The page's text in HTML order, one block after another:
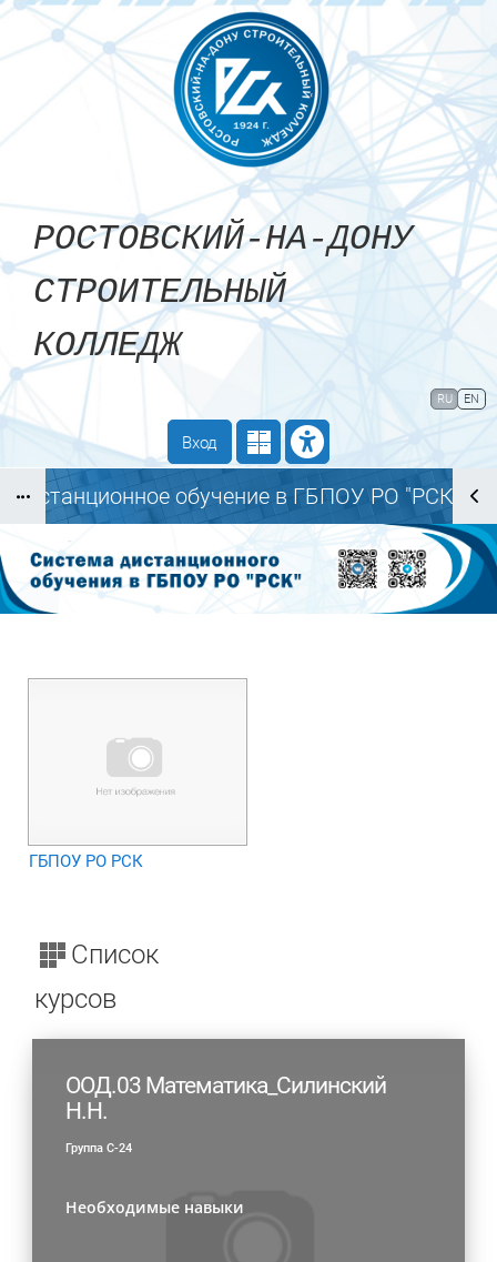
Перейти к основному содержанию
РОСТОВСКИЙ-НА-ДОНУ
СТРОИТЕЛЬНЫЙ
КОЛЛЕДЖ
Вход
Маршрут внедрения
RU EN
Дистанционное обучение в ГБПОУ РО "РСК"
Блоки
ГБПОУ РО РСК
Список
курсов
ООД.03 Математика_Силинский
Н.Н.
Группа С-24
Необходимые навыки